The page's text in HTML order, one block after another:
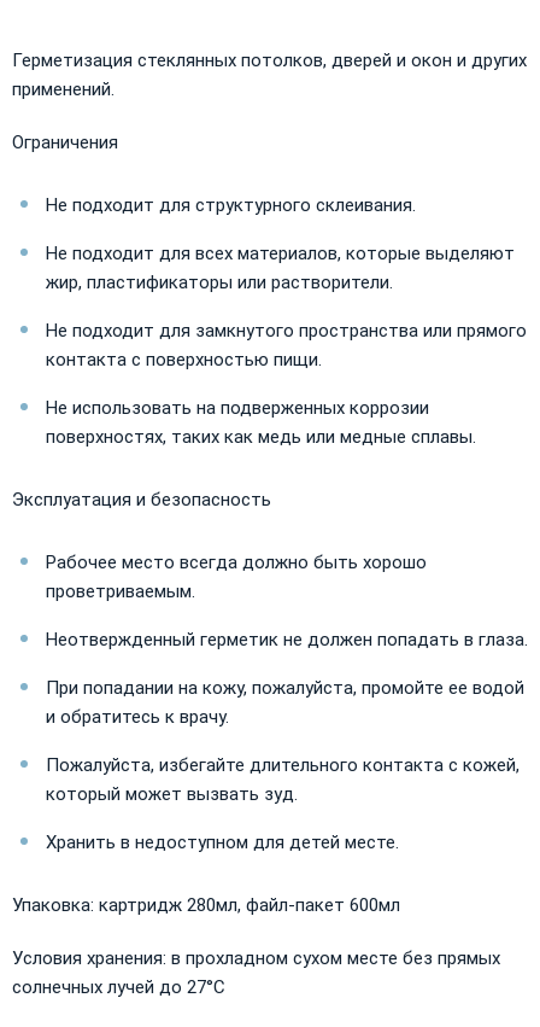
Герметизация стеклянных потолков, дверей и окон и других
применений.
Ограничения
Не подходит для структурного склеивания.
Не подходит для всех материалов, которые выделяют
жир, пластификаторы или растворители.
Не подходит для замкнутого пространства или прямого
контакта с поверхностью пищи.
Не использовать на подверженных коррозии
поверхностях, таких как медь или медные сплавы.
Эксплуатация и безопасность
Рабочее место всегда должно быть хорошо
проветриваемым.
Неотвержденный герметик не должен попадать в глаза.
При попадании на кожу, пожалуйста, промойте ее водой
и обратитесь к врачу.
Пожалуйста, избегайте длительного контакта с кожей,
который может вызвать зуд.
Хранить в недоступном для детей месте.
Упаковка: картридж 280мл, файл-пакет 600мл
Условия хранения: в прохладном сухом месте без прямых
солнечных лучей до 27°С